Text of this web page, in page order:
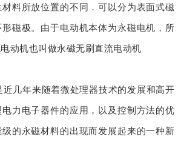
料所放位置的不同．可以分为表面式磁
磁极。由于电动机本体为永磁电机，所
动机也叫做永磁无刷直流电动机
近几年来随着微处理器技术的发展和高开
力电子器件的应用，以及控制方法的优
的永磁材料的出现而发展起来的一种新